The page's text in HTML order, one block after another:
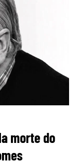
morte do